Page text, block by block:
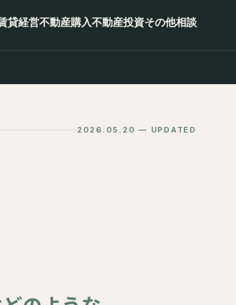
貸経営不動産購入不動産投資その他相談
2026.05.20 — UPDATED